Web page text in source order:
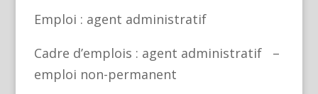
Emploi : agent administratif
Cadre d’emplois : agent administratif –
emploi non-permanent